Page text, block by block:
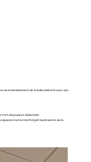
un environnement de travail cohérent avec son
fort d’accueil et d’identité.
tout en renforçant la présence de la